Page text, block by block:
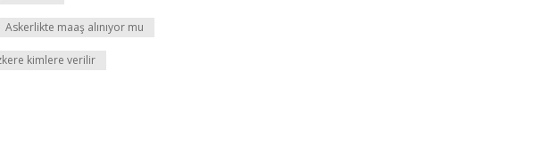
Askerlikte maaş alınıyor mu
kimlere verilir